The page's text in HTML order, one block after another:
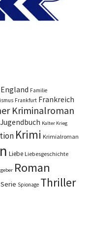
England Familie
Frankfurt Frankreich
Kriminalroman
Jugendbuch Kalter Krieg
Krimi Krimialroman
Liebe Liebesgeschichte
Roman
Serie Spionage Thriller